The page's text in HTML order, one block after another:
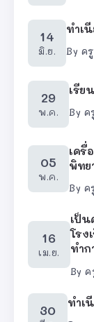
14
มิ.ย.
ทำเ
By ค
29
พ.ค.
เรีย
By ค
05
พ.ค.
เครื่
พิทย
By ค
16
เม.ย.
เป็น
โรง
ทำก
By ค
30 ทำเ